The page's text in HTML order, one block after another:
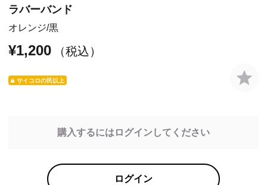
ラバーバンド
オレンジ 黒
¥1,200 （税込）
サイコロの民以上
購入するにはログインしてください
ログイン